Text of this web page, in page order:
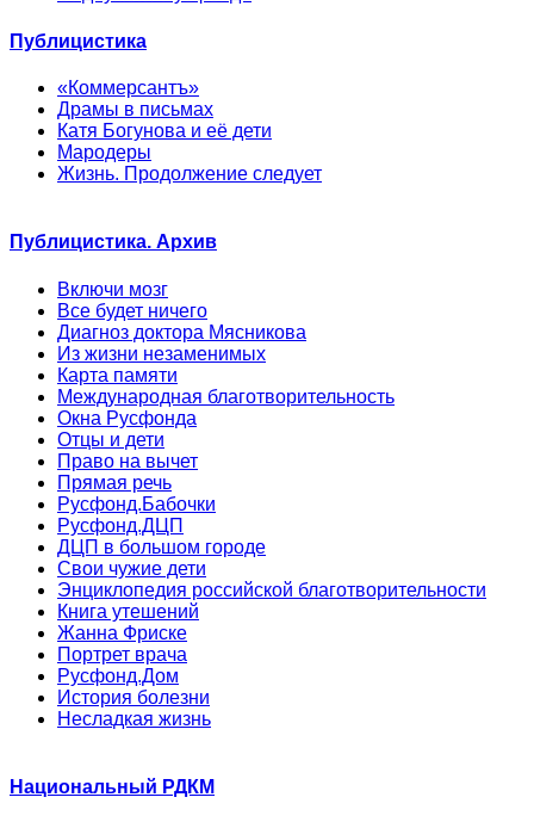
Публицистика
«Коммерсантъ»
Драмы в письмах
Катя Богунова и её дети
Мародеры
Жизнь. Продолжение следует
Публицистика. Архив
Включи мозг
Все будет ничего
Диагноз доктора Мясникова
Из жизни незаменимых
Карта памяти
Международная благотворительность
Окна Русфонда
Отцы и дети
Право на вычет
Прямая речь
Русфонд.Бабочки
Русфонд.ДЦП
ДЦП в большом городе
Свои чужие дети
Энциклопедия российской благотворительности
Книга утешений
Жанна Фриске
Портрет врача
Русфонд.Дом
История болезни
Несладкая жизнь
Национальный РДКМ